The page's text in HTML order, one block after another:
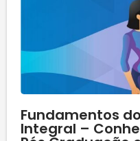
Fundamentos
Integral –